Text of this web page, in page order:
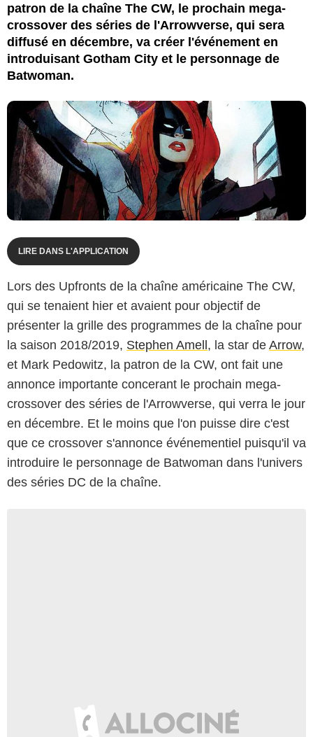
patron de la chaîne The CW, le prochain mega-
crossover des séries de l'Arrowverse, qui sera
diffusé en décembre, va créer l'événement en
introduisant Gotham City et le personnage de
Batwoman.
LIRE DANS L'APPLICATION
Lors des Upfronts de la chaîne américaine The CW,
qui se tenaient hier et avaient pour objectif de
présenter la grille des programmes de la chaîne pour
la saison 2018/2019, Stephen Amell , la star de Arrow,
et Mark Pedowitz, la patron de la CW, ont fait une
annonce importante concerant le prochain mega-
crossover des séries de l'Arrowverse, qui verra le jour
en décembre. Et le moins que l'on puisse dire c'est
que ce crossover s'annonce événementiel puisqu'il va
introduire le personnage de Batwoman dans l'univers
des séries DC de la chaîne.